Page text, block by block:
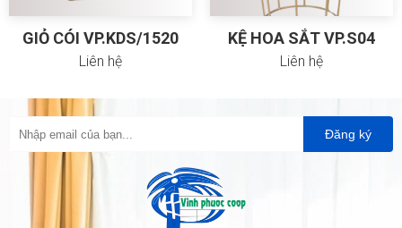
GIỎ CÓI VP.KDS/1520
Liên hệ
KỆ HOA SẮT VP.S04
Liên hệ
Đăng ký